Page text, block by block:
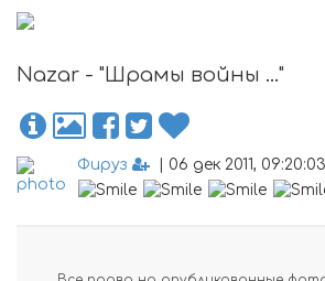
Nazar - "Шрамы войны ..."
Фируз | 06 дек 2011,